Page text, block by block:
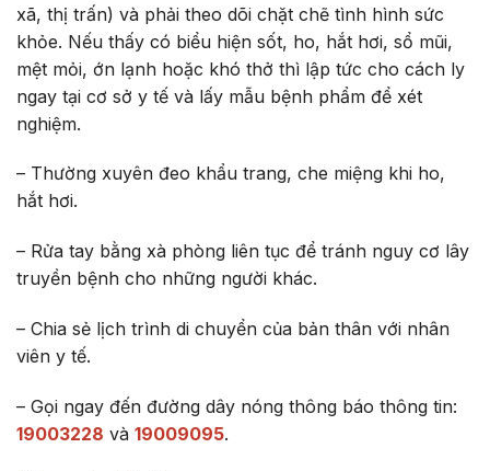
xã, thị trấn) và phải theo dõi chặt chẽ tình hình sức
khỏe. Nếu thấy có biểu hiện sốt, ho, hắt hơi, sổ mũi,
mệt mỏi, ớn lạnh hoặc khó thở thì lập tức cho cách ly
ngay tại cơ sở y tế và lấy mẫu bệnh phẩm để xét
nghiệm.
– Thường xuyên đeo khẩu trang, che miệng khi ho,
hắt hơi.
– Rửa tay bằng xà phòng liên tục để tránh nguy cơ lây
truyền bệnh cho những người khác.
– Chia sẻ lịch trình di chuyển của bản thân với nhân
viên y tế.
– Gọi ngay đến đường dây nóng thông báo thông tin:
19003228 và 19009095.